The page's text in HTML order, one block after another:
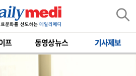
프 동영상뉴스 기사제보